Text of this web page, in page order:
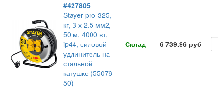
#427805
Stayer pro-325,
кг, 3 х 2.5 мм2,
50 м, 4000 вт,
ip44, силовой
удлинитель на
стальной
катушке (55076-
50)
Склад 6 739.96 руб